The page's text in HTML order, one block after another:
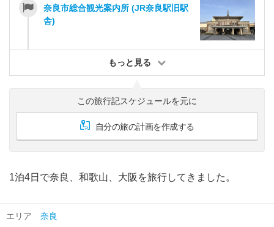
奈良市総合観光案内所 (JR奈良駅旧駅
舎)
もっと見る
この旅行記スケジュールを元に
自分の旅の計画を作成する
1泊4日で奈良、和歌山、大阪を旅行してきました。
エリア 奈良